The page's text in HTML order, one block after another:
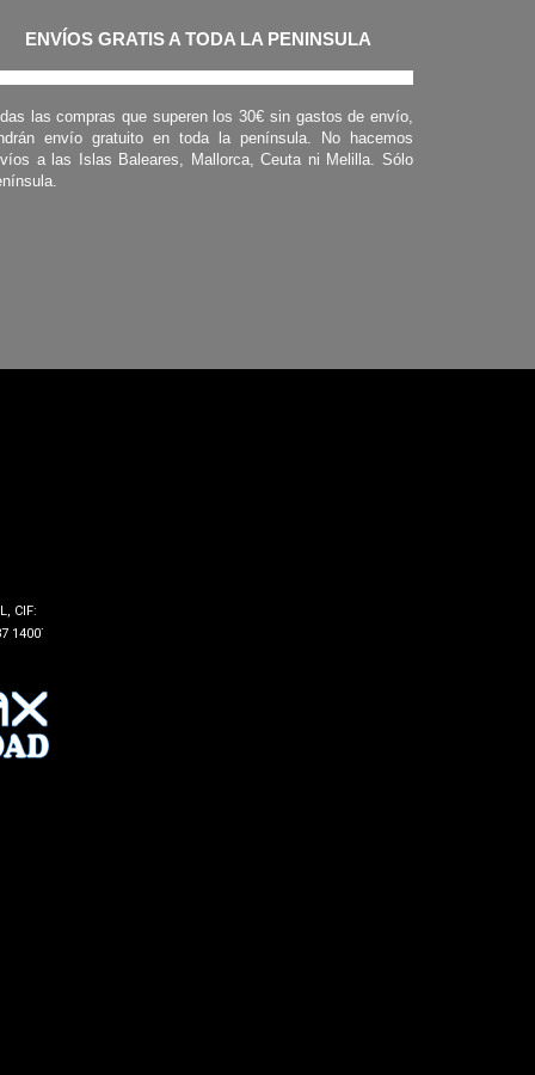
ENVÍOS GRATIS A TODA LA PENINSULA
las compras que superen los 30€ sin gastos de envío,
envío gratuito en toda la península. No hacemos
a las Islas Baleares, Mallorca, Ceuta ni Melilla. Sólo
CIF:
14007 -